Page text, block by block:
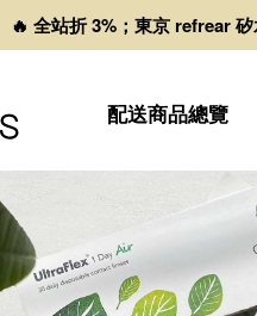
🔥 全站折 3%；東京 refrear
配送商品總覽